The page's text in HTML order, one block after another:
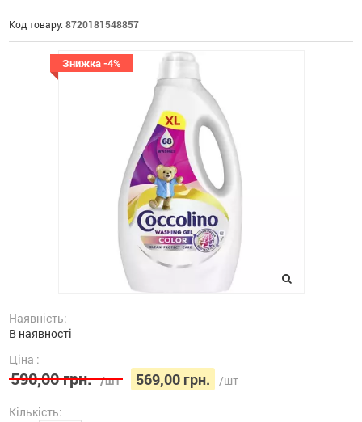
Код товару: 8720181548857
Знижка -4%
Наявність:
В наявності
Ціна :
590,00 грн. /шт 569,00 грн. /шт
Кількість: